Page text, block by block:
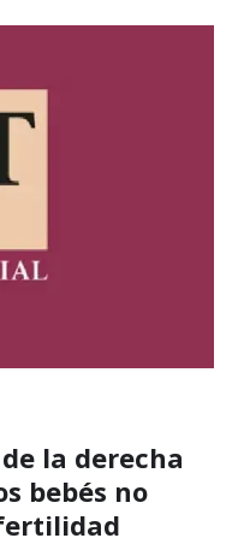
la derecha
bebés no